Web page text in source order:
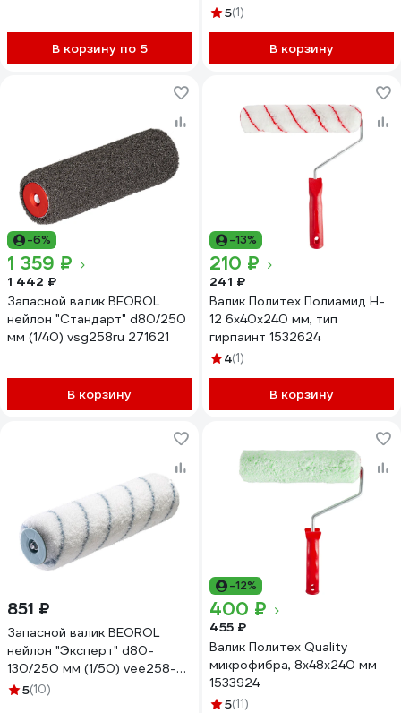
В корзину по 5
mvee10k1 274433
5(1)
В корзину
-6%
1 359 ₽
1 442 ₽
Запасной валик BEOROL
нейлон "Стандарт" d80/250
мм (1/40) vsg258ru 271621
В корзину
-13%
210 ₽
241 ₽
Валик Политех Полиамид H-
12 6x40x240 мм, тип
гирпаинт 1532624
4(1)
В корзину
851 ₽
Запасной валик BEOROL
нейлон "Эксперт" d80-
130/250 мм (1/50) vee258-
13ru 271614
5(10)
-12%
400 ₽
455 ₽
Валик Политех Quality
микрофибра, 8x48x240 мм
1533924
5(11)